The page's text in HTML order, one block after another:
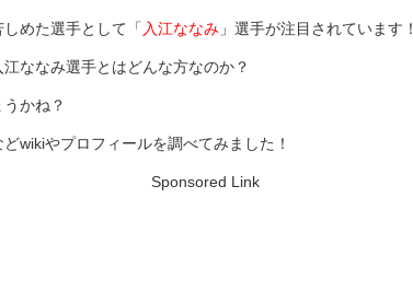
めた選手として「 入江ななみ 」選手が注目されています！
ななみ選手とはどんな方なのか？
かね？
wikiやプロフィールを調べてみました！
Sponsored Link